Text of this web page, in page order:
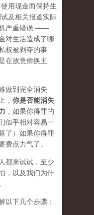
用现金而保持生
及相关报道实际
机严重错误 ——
对生活造成了哪
权被剥夺的事
在故意偷换主
做到完全消失
， 你是否能消失
，如果你得罪的
似乎相对容易一
了）如果你得罪
费点力气了。
都来试试，至少
，以及我们为什
以下几个步骤：